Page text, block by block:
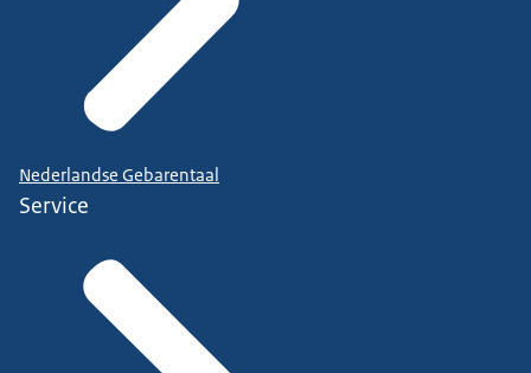
Nederlandse Gebarentaal
Service